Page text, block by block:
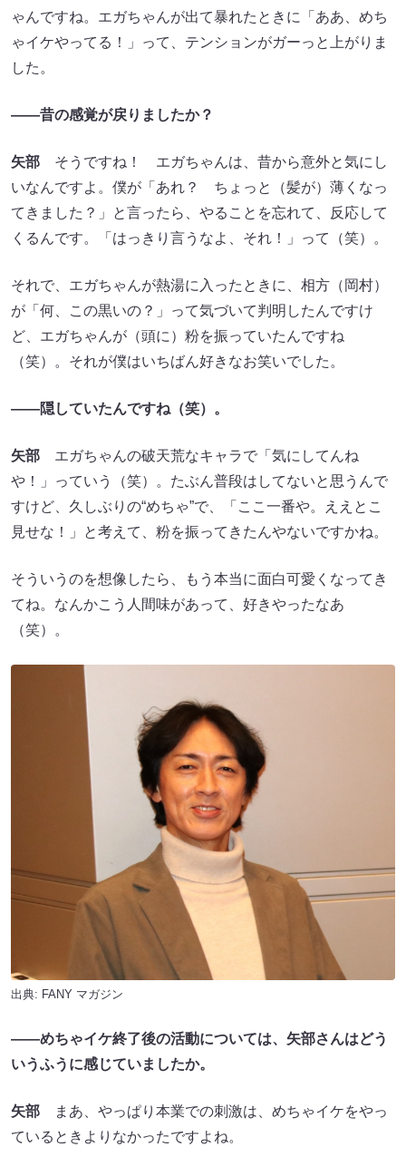
ゃんですね。エガちゃんが出て暴れたときに「ああ、めち
ゃイケやってる！」って、テンションがガーっと上がりま
した。
――昔の感覚が戻りましたか？
矢部 そうですね！ エガちゃんは、昔から意外と気にし
いなんですよ。僕が「あれ？ ちょっと（髪が）薄くなっ
てきました？」と言ったら、やることを忘れて、反応して
くるんです。「はっきり言うなよ、それ！」って（笑）。
それで、エガちゃんが熱湯に入ったときに、相方（岡村）
が「何、この黒いの？」って気づいて判明したんですけ
ど、エガちゃんが（頭に）粉を振っていたんですね
（笑）。それが僕はいちばん好きなお笑いでした。
――隠していたんですね（笑）。
矢部 エガちゃんの破天荒なキャラで「気にしてんね
や！」っていう（笑）。たぶん普段はしてないと思うんで
すけど、久しぶりの“めちゃ”で、「ここ一番や。ええとこ
見せな！」と考えて、粉を振ってきたんやないですかね。
そういうのを想像したら、もう本当に面白可愛くなってき
てね。なんかこう人間味があって、好きやったなあ
（笑）。
出典: FANY マガジン
――めちゃイケ終了後の活動については、矢部さんはどう
いうふうに感じていましたか。
矢部 まあ、やっぱり本業での刺激は、めちゃイケをやっ
ているときよりなかったですよね。